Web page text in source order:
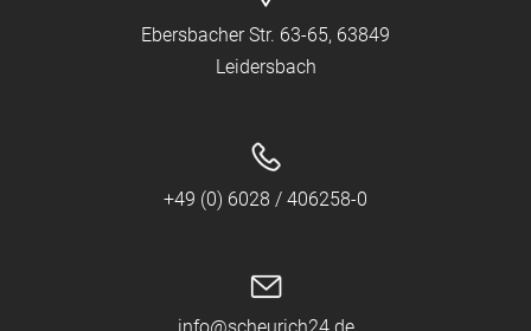
Ebersbacher Str. 63-65, 63849
Leidersbach
+49 (0) 6028 / 406258-0